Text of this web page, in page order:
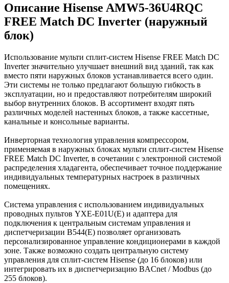
Описание Hisense AMW5-36U4RQC
FREE Match DC Inverter (наружный
блок)
Использование мульти сплит-систем Hisense FREE Match DC
Inverter значительно улучшает внешний вид зданий, так как
вместо пяти наружных блоков устанавливается всего один.
Эти системы не только предлагают большую гибкость в
эксплуатации, но и предоставляют потребителям широкий
выбор внутренних блоков. В ассортимент входят пять
различных моделей настенных блоков, а также кассетные,
канальные и консольные варианты.
Инверторная технология управления компрессором,
применяемая в наружных блоках мульти сплит-систем Hisense
FREE Match DC Inverter, в сочетании с электронной системой
распределения хладагента, обеспечивает точное поддержание
индивидуальных температурных настроек в различных
помещениях.
Система управления с использованием индивидуальных
проводных пультов YXE-E01U(E) и адаптера для
подключения к центральным системам управления и
диспетчеризации B544(E) позволяет организовать
персонализированное управление кондиционерами в каждой
зоне. Также возможно создать центральную систему
управления для сплит-систем Hisense (до 16 блоков) или
интегрировать их в диспетчеризацию BACnet / Modbus (до
255 блоков).